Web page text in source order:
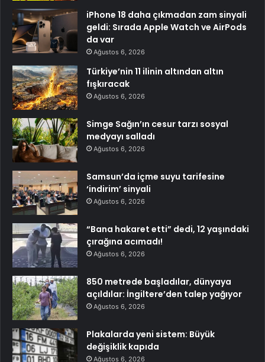
iPhone 18 daha çıkmadan zam sinyali
geldi: Sırada Apple Watch ve AirPods
da var
Ağustos 6, 2026
Türkiye’nin 11 ilinin altından altın
fışkıracak
Ağustos 6, 2026
Simge Sağın’ın cesur tarzı sosyal
medyayı salladı
Ağustos 6, 2026
Samsun’da içme suyu tarifesine
‘indirim’ sinyali
Ağustos 6, 2026
“Bana hakaret etti” dedi, 12 yaşındaki
çırağına acımadı!
Ağustos 6, 2026
850 metrede başladılar, dünyaya
açıldılar: İngiltere’den talep yağıyor
Ağustos 6, 2026
Plakalarda yeni sistem: Büyük
değişiklik kapıda
Ağustos 6, 2026